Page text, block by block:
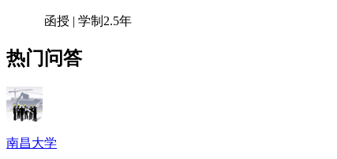
函授 | 学制2.5年
热门问答
南昌大学